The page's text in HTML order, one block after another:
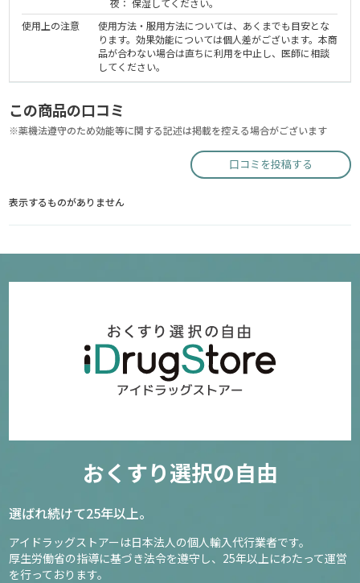
夜： 保湿してください。
使用上の注意
使用方法・服用方法については、あくまでも目安とな
ります。効果効能については個人差がございます。本商
品が合わない場合は直ちに利用を中止し、医師に相談
してください。
この商品の口コミ
※薬機法遵守のため効能等に関する記述は掲載を控える場合がございます
口コミを投稿する
表示するものがありません
おくすり選択の自由
選ばれ続けて25年以上。
アイドラッグストアーは日本法人の個人輸入代行業者です。
厚生労働省の指導に基づき法令を遵守し、 25年以上にわたって運営
を行っております。